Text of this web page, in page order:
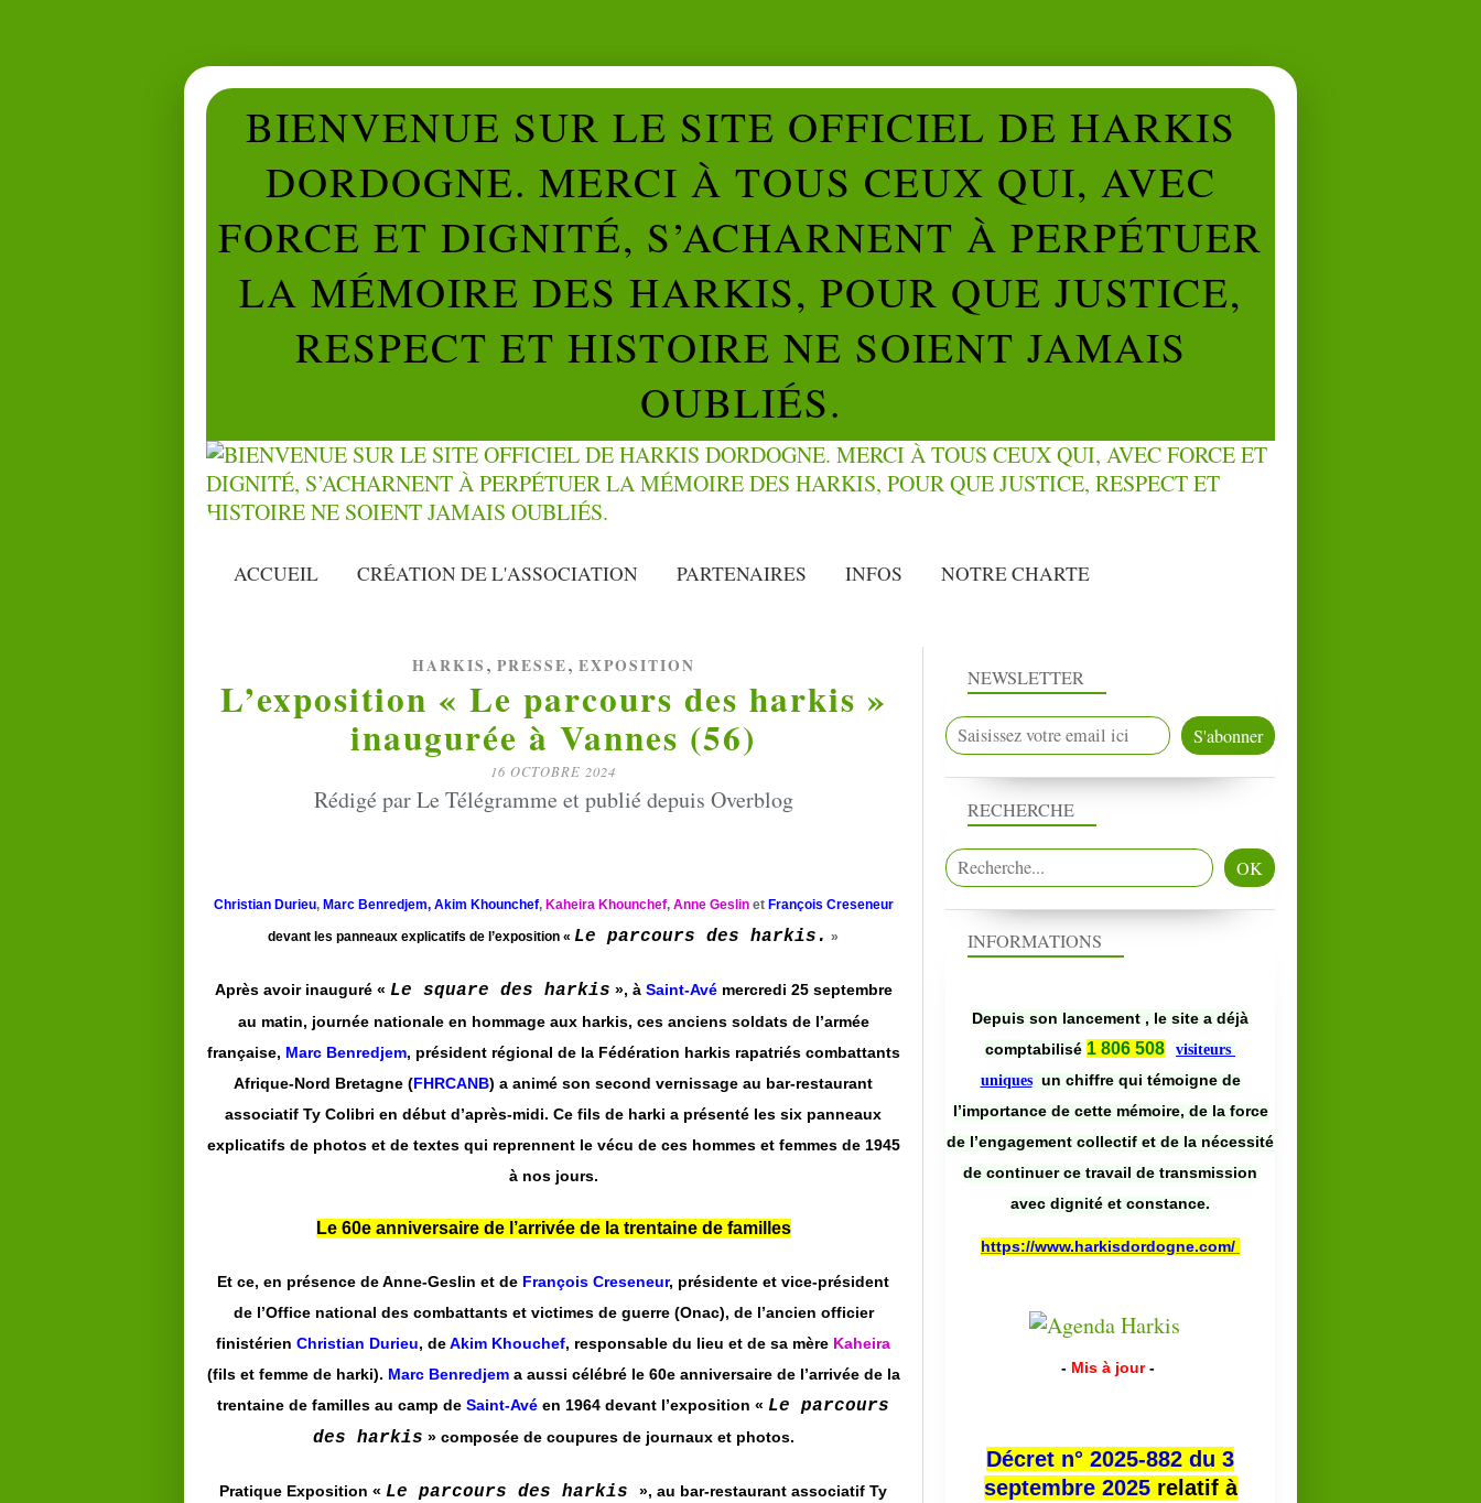
BIENVENUE SUR LE SITE OFFICIEL DE HARKIS
DORDOGNE. MERCI À TOUS CEUX QUI, AVEC
FORCE ET DIGNITÉ, S’ACHARNENT À PERPÉTUER
LA MÉMOIRE DES HARKIS, POUR QUE JUSTICE,
RESPECT ET HISTOIRE NE SOIENT JAMAIS
OUBLIÉS.
ACCUEIL CRÉATION DE L'ASSOCIATION PARTENAIRES INFOS NOTRE CHARTE
HARKIS , PRESSE, EXPOSITION
L’exposition « Le parcours des harkis »
inaugurée à Vannes (56)
16 OCTOBRE 2024
Rédigé par Le Télégramme et publié depuis Overblog
Christian Durieu, Marc Benredjem, Akim Khounchef, Kaheira Khounchef, Anne Geslin et François Creseneur
devant les panneaux explicatifs de l’exposition « Le parcours des harkis. »
Après avoir inauguré « Le square des harkis », à Saint-Avémercredi 25 septembre
au matin, journée nationale en hommage aux harkis, ces anciens soldats de l’armée
française, Marc Benredjem, président régional de la Fédération harkis rapatriés combattants
Afrique-Nord Bretagne (FHRCANB) a animé son second vernissage au bar-restaurant
associatif Ty Colibri en début d’après-midi. Ce fils de harki a présenté les six panneaux
explicatifs de photos et de textes qui reprennent le vécu de ces hommes et femmes de 1945
à nos jours.
Le 60e anniversaire de l’arrivée de la trentaine de familles
Et ce, en présence de Anne-Geslin et de François Creseneur, présidente et vice-président
de l’Office national des combattants et victimes de guerre (Onac), de l’ancien officier
finistérien Christian Durieu, deAkim Khouchef, responsable du lieu et de sa mère Kaheira
(fils et femme de harki). Marc Benredjem a aussi célébré le 60e anniversaire de l’arrivée de la
trentaine de familles au camp de Saint-Avé en 1964 devant l’exposition « Le parcours
des harkis » composée de coupures de journaux et photos.
Pratique Exposition « Le parcours des harkis », au bar-restaurant associatif Ty
NEWSLETTER
RECHERCHE
INFORMATIONS
Depuis son lancement , le site a déjà
comptabilisé 1 806 508
visiteurs
uniques un chiffre qui témoigne de
l’importance de cette mémoire, de la force
de l’engagement collectif et de la nécessité
de continuer ce travail de transmission
avec dignité et constance.
https://www.harkisdordogne.com/
- Mis à jour -
Décret n° 2025-882 du 3
septembre 2025relatif à